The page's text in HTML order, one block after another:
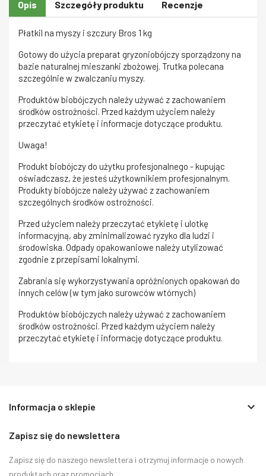
Opis Szczegóły produktu Recenzje
Płatkil na myszy i szczury Bros 1 kg
Gotowy do użycia preparat gryzoniobójczy sporządzony na
bazie naturalnej mieszanki zbożowej. Trutka polecana
szczególnie w zwalczaniu myszy.
Produktów biobójczych należy używać z zachowaniem
środków ostrożności. Przed każdym użyciem należy
przeczytać etykietę i informacje dotyczące produktu.
Uwaga!
Produkt biobójczy do użytku profesjonalnego - kupując
oświadczasz, że jesteś użytkownikiem profesjonalnym.
Produkty biobójcze należy używać z zachowaniem
szczególnych środków ostrożności.
Przed użyciem należy przeczytać etykietę i ulotkę
informacyjną, aby zminimalizować ryzyko dla ludzi i
środowiska. Odpady opakowaniowe należy utylizować
zgodnie z przepisami lokalnymi.
Zabrania się wykorzystywania opróżnionych opakowań do
innych celów (w tym jako surowców wtórnych)
Produktów biobójczych należy używać z zachowaniem
środków ostrożności. Przed każdym użyciem należy
przeczytać etykietę i informację dotyczące produktu.
Informacja o sklepie keyboard_arrow_down
Zapisz się do newslettera
Zapisz się do naszego newslettera i otrzymuj informacje o nowych
produktach oraz promocjach.